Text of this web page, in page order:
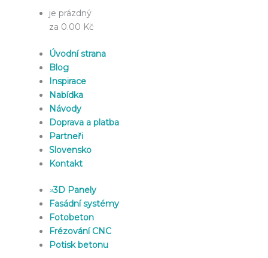
je prázdný
za 0.00 Kč
Úvodní strana
Blog
Inspirace
Nabídka
Návody
Doprava a platba
Partneři
Slovensko
Kontakt
»3D Panely
Fasádní systémy
Fotobeton
Frézování CNC
Potisk betonu